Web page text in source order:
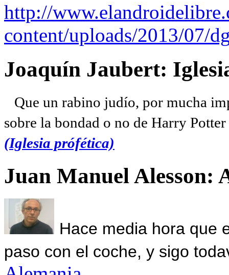
http://
content/uploads/2013/07/
Joaquín Jaubert:
Que un rabino judío, por mucha
sobre la bondad o no de Harry
(Iglesia prófética)
Juan Manuel Alesson:
Hace media hora que
paso con el coche, y sigo